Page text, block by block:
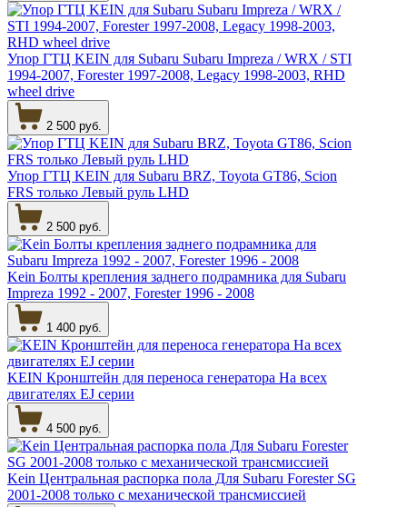
Упор ГТЦ KEIN для Subaru Subaru Impreza / WRX / STI
1994-2007, Forester 1997-2008, Legacy 1998-2003, RHD
wheel drive
2 500 руб.
Упор ГТЦ KEIN для Subaru BRZ, Toyota GT86, Scion
FRS только Левый руль LHD
2 500 руб.
Kein Болты крепления заднего подрамника для Subaru
Impreza 1992 - 2007, Forester 1996 - 2008
1 400 руб.
KEIN Кронштейн для переноса генератора На всех
двигателях EJ серии
4 500 руб.
Kein Центральная распорка пола Для Subaru Forester SG
2001-2008 только с механической трансмиссией